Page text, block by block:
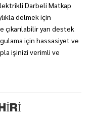
Darbeli Matkap
delmek için
çıkarılabilir yan destek
için hassasiyet ve
işinizi verimli ve